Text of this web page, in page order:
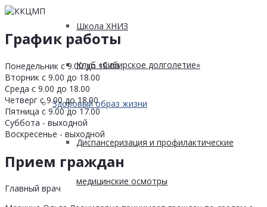
Школа ХНИЗ
Клуб «Сибирское долголетие»
Здоровый образ жизни
Диспансеризация и профилактические
медицинские осмотры
График работы
Понедельник с 9.00 до 18.00
Вторник с 9.00 до 18.00
Среда с 9.00 до 18.00
Четверг с 9.00 до 18.00
Пятница с 9.00 до 17.00
Суббота - выходной
Воскресенье - выходной
Прием граждан
Главный врач